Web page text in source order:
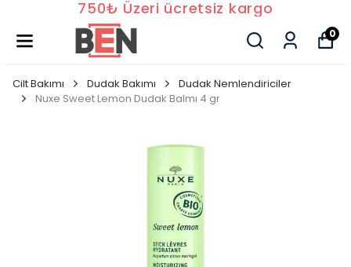
750₺ Üzeri ücretsiz kargo
0
Cilt Bakımı Dudak Bakımı
Dudak Nemlendiriciler
Nuxe Sweet Lemon Dudak Balmı 4 gr